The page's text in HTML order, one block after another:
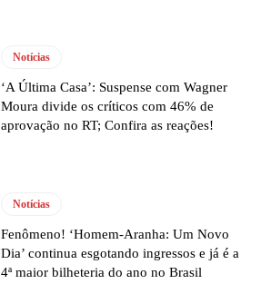
Notícias
‘A Última Casa’: Suspense com Wagner
Moura divide os críticos com 46% de
aprovação no RT; Confira as reações!
Notícias
Fenômeno! ‘Homem-Aranha: Um Novo
Dia’ continua esgotando ingressos e já é a
4ª maior bilheteria do ano no Brasil